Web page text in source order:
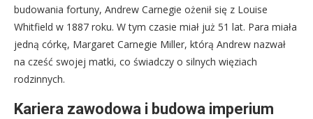
budowania fortuny, Andrew Carnegie ożenił się z Louise
Whitfield w 1887 roku. W tym czasie miał już 51 lat. Para miała
jedną córkę, Margaret Carnegie Miller, którą Andrew nazwał
na cześć swojej matki, co świadczy o silnych więziach
rodzinnych.
Kariera zawodowa i budowa imperium